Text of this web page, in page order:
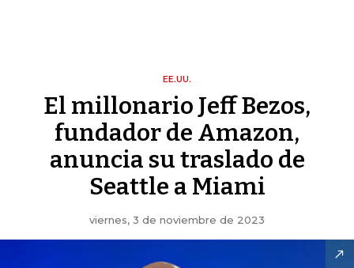
EE.UU.
El millonario Jeff Bezos,
fundador de Amazon,
anuncia su traslado de
Seattle a Miami
viernes, 3 de noviembre de 2023